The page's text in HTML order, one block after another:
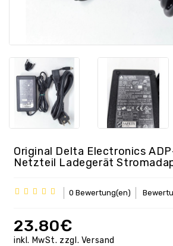
Original Delta Electronics
Netzteil Ladegerät
0 Bewertung(en)
23.80€
inkl. MwSt. zzgl. Versand